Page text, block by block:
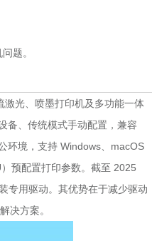
题。
光、喷墨打印机及多功能一体
备、传统模式手动配置，兼容
环境，支持 Windows、macOS
预配置打印参数。截至 2025
专用驱动。其优势在于减少驱动
决方案。